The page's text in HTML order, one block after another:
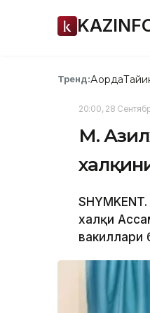
Тренд:Ақорда
20:00, 28
М.
халқи
вакиллари